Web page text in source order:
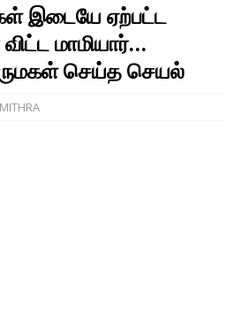
இடையே ஏற்பட்ட
மாமியார்…
செய்த செயல்
MITHRA